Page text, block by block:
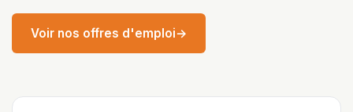
Voir nos offres d'emploi→